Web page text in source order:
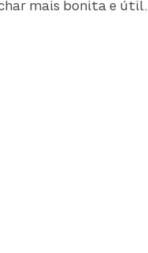
mais bonita e útil.